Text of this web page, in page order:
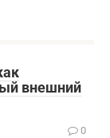
внешний
0